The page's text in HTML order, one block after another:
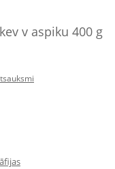
v aspiku 400 g